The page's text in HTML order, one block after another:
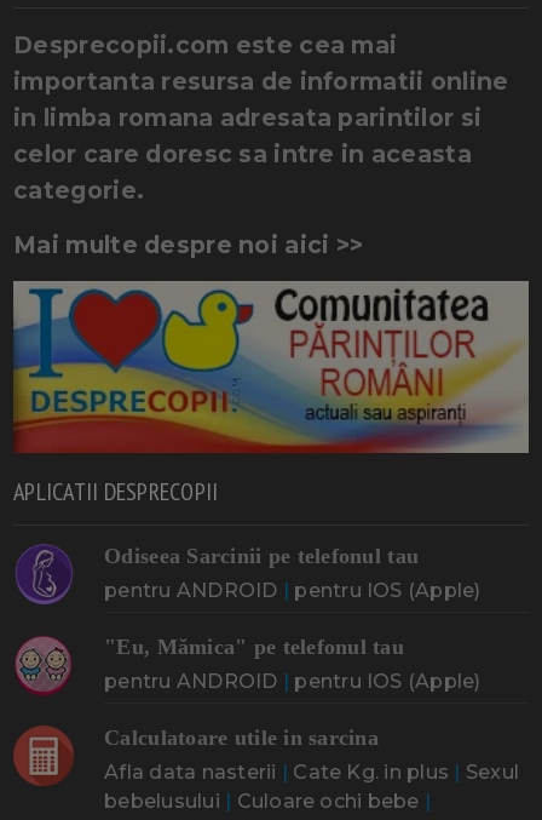
Desprecopii.com este cea mai
importanta resursa de informatii online
in limba romana adresata parintilor si
celor care doresc sa intre in aceasta
categorie.
Mai multe despre noi aici >>
APLICATII DESPRECOPII
Odiseea Sarcinii pe telefonul tau
pentru ANDROID | pentru IOS (Apple)
"Eu, Mămica" pe telefonul tau
pentru ANDROID | pentru IOS (Apple)
Calculatoare utile in sarcina
Afla data nasterii | Cate Kg. in plus | Sexul
bebelusului | Culoare ochi bebe |